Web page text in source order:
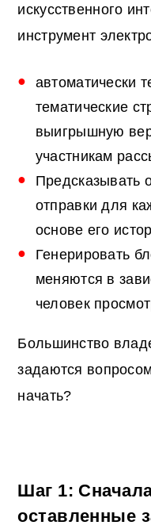
искусственного
инструмент
автоматически
тематические
выигрышную
участникам
Предсказывать
отправки для
основе его
Генерировать
меняются в
человек
Большинство
задаются
начать?
Шаг 1:
оставленные